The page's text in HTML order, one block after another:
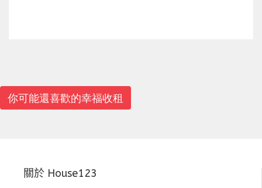
你可能還喜歡的幸福收租
關於 House123